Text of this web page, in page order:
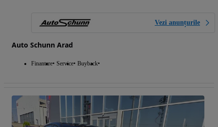
Vezi anunțurile
Auto Schunn Arad
Finantare Service Buyback